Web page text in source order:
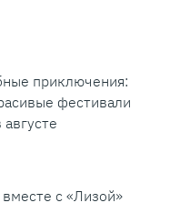
приключения:
фестивали
с «Лизой»